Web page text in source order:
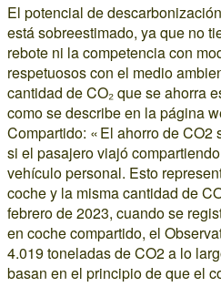
El potencial de
está sobreestimado, ya que no
rebote ni la competencia con
respetuosos con el medio
cantidad de CO₂ que se ahorra
como se describe en la página
Compartido: « El ahorro de
si el pasajero viajó
vehículo personal. Esto
coche y la misma cantidad de
febrero de 2023, cuando se
en coche compartido, el
4.019 toneladas de CO2 a lo
basan en el principio de que el